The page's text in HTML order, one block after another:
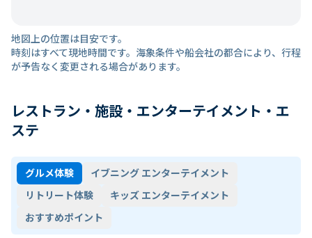
地図上の位置は目安です。
時刻はすべて現地時間です。海象条件や船会社の都合により、行程
が予告なく変更される場合があります。
レストラン・施設・エンターテイメント・エ
ステ
グルメ体験
イブニング エンターテイメント
リトリート体験
キッズ エンターテイメント
おすすめポイント